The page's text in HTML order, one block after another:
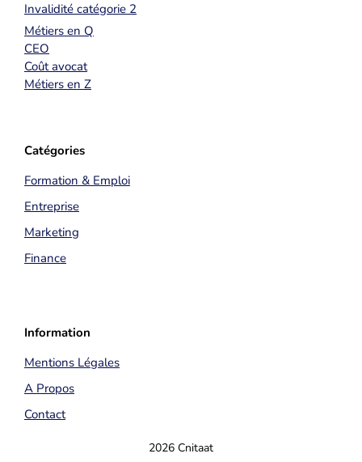
Invalidité catégorie 2
Métiers en Q
CEO
Coût avocat
Métiers en Z
Catégories
Formation & Emploi
Entreprise
Marketing
Finance
Information
Mentions Légales
A Propos
Contact
2026 Cnitaat